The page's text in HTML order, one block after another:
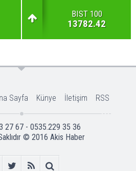
BIST 100
13782.42
Sayfa Künye İletişim RSS
27 67 - 0535.229 35 36
© 2016 Akis Haber